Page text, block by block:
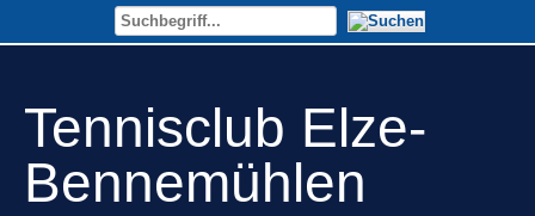
Tennisclub Elze-
Bennemühlen